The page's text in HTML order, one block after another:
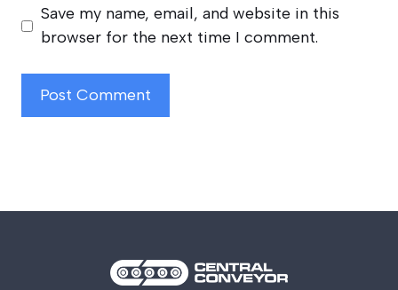
Save my name, email, and website in this
browser for the next time I comment.